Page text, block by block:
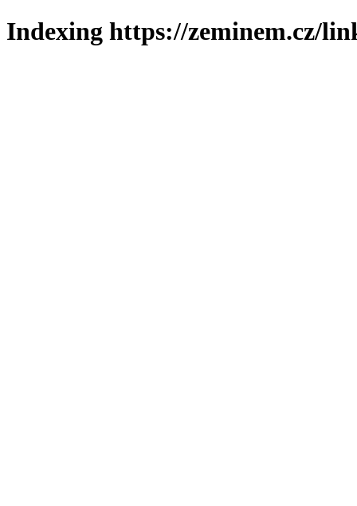
Indexing https://zeminem.cz/